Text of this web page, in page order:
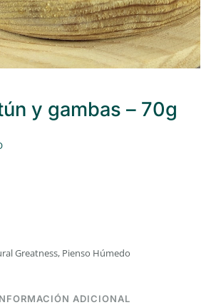
y gambas – 70g
Greatness, Pienso Húmedo
ADICIONAL